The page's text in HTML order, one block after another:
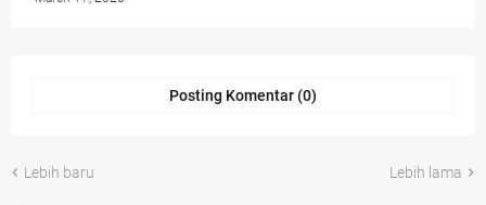
Posting Komentar (0)
Lebih baru Lebih lama